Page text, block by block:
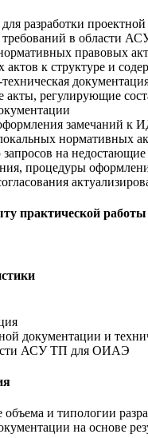
разработки
требований в области
правовых
актов к структуре и
акты, регулирующие
замечаний к
нормативных
на
процедуры
практической работы
документации и
АСУ ТП для ОИАЭ
объема и типологии
на основе